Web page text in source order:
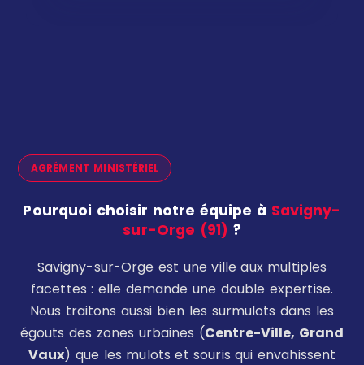
AGRÉMENT MINISTÉRIEL
Pourquoi choisir notre équipe à Savigny-
sur-Orge (91) ?
Savigny-sur-Orge est une ville aux multiples
facettes : elle demande une double expertise.
Nous traitons aussi bien les surmulots dans les
égouts des zones urbaines (Centre-Ville, Grand
Vaux) que les mulots et souris qui envahissent